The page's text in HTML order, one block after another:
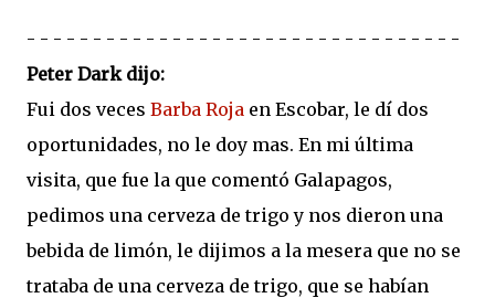
- - - - - - - - - - - - - - - - - - - - - - - - - - - - - - - - -
Peter Dark dijo:
Fui dos veces Barba Roja en Escobar, le dí dos
oportunidades, no le doy mas. En mi última
visita, que fue la que comentó Galapagos,
pedimos una cerveza de trigo y nos dieron una
bebida de limón, le dijimos a la mesera que no se
trataba de una cerveza de trigo, que se habían